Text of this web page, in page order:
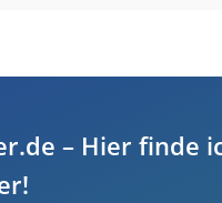
– Hier finde